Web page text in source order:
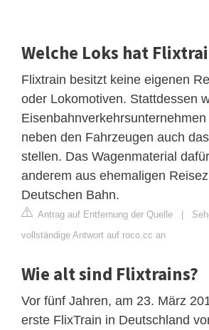
Welche Loks hat
Flixtrain besitzt keine eigenen
oder Lokomotiven. Stattdessen
neben den Fahrzeugen auch
stellen. Das Wagenmaterial
anderem aus ehemaligen
Deutschen Bahn.
Antrag auf Entfernung der Quelle |
vollständige Antwort auf roco.cc an
Wie alt sind Flixtrains?
Vor fünf Jahren, am 23. März
erste FlixTrain in Deutschland